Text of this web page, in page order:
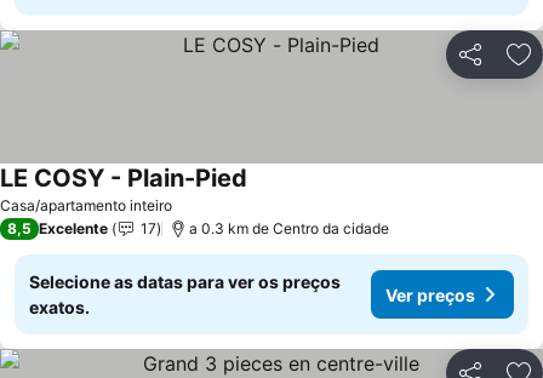
Partilhar
Casa/apartamento inteiro
LE COSY - Plain-Pied
8,5 Excelente 17 a 0.3 km de Centro da cidade
Selecione as datas para ver os preços
exatos.
Ver preços